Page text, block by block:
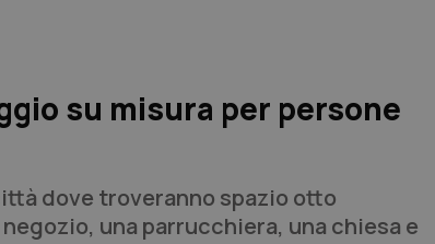
su misura per persone
dove troveranno spazio otto
una parrucchiera, una chiesa e